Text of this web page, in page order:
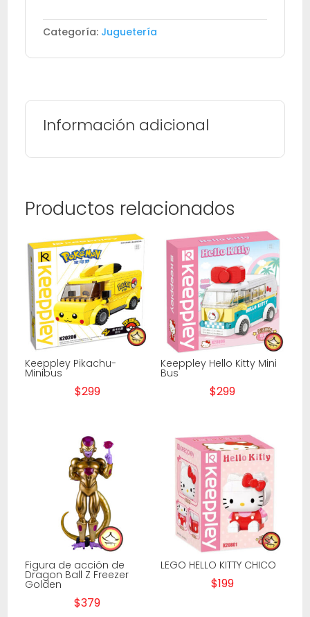
TOUR
cantidad
Categoría: Juguetería
Información adicional
Productos relacionados
Keeppley Pikachu-
Minibus
$299
Keeppley Hello Kitty Mini
Bus
$299
Figura de acción de
Dragon Ball Z Freezer
Golden
$379
LEGO HELLO KITTY CHICO
$199